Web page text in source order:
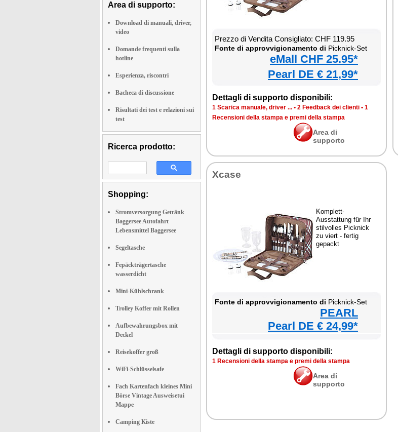
Area di supporto:
Download di manuali, driver,
video
Domande frequenti sulla
hotline
Esperienza, riscontri
Bacheca di discussione
Risultati dei test e relazioni sui
test
Ricerca prodotto:
Shopping:
Stromversorgung Getränk
Baggersee Autofahrt
Lebensmittel Baggersee
Segeltasche
Fepäckträgertasche
wasserdicht
Mini-Kühlschrank
Trolley Koffer mit Rollen
Aufbewahrungsbox mit
Deckel
Reisekoffer groß
WiFi-Schlüsselsafe
Fach Kartenfach kleines Mini
Börse Vintage Ausweisetui
Mappe
Camping Kiste
Prezzo di Vendita Consigliato: CHF 119.95
Fonte di approvvigionamento di Picknick-Set
eMall CHF 25.95*
Pearl DE € 21,99*
Dettagli di supporto disponibili:
1 Scarica manuale, driver ... • 2 Feedback dei clienti • 1
Recensioni della stampa e premi della stampa
Area di
supporto
Xcase
Komplett-
Ausstattung für Ihr
stilvolles Picknick
zu viert - fertig
gepackt
Fonte di approvvigionamento di Picknick-Set
PEARL
Pearl DE € 24,99*
Dettagli di supporto disponibili:
1 Recensioni della stampa e premi della stampa
Area di
supporto